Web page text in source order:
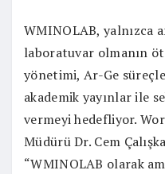
WMINOLAB, yalnızca
laboratuvar olmanın
yönetimi, Ar-Ge
akademik yayınlar ile
vermeyi hedefliyor.
Müdürü Dr. Cem
“WMINOLAB olarak